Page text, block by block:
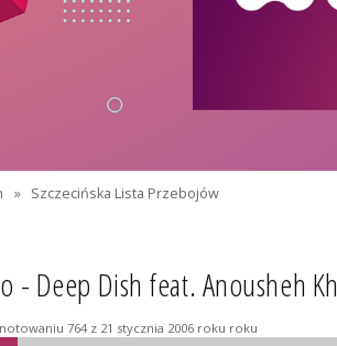
» Szczecińska Lista Przebojów
- Deep Dish feat. Anousheh
764 z 21 stycznia 2006 roku roku